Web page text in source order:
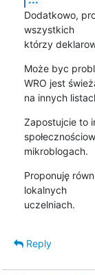
Dodatkowo,
wszystkich
którzy
Może byc
WRO jest
na innych
Zapostujcie to
mikroblogach.
Proponuję
lokalnych
uczelniach.
Reply